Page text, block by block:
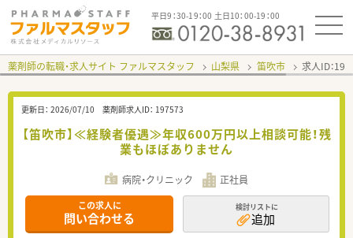
平日9：30-19：00 土日10：00-19：00
薬剤師の転職・求人サイト ファルマスタッフ 山梨県 笛吹市 求人ID：
更新日： 2026/07/10 薬剤師求人ID： 197573
【笛吹市】≪経験者優遇≫年収600万円以上相談可能！残
業もほぼありません
病院・クリニック 正社員
この求人に
問い合わせる
検討リストに
追加